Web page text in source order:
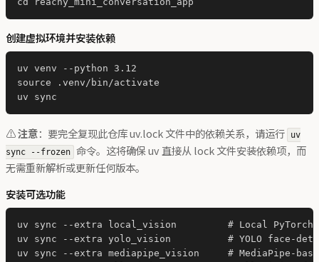
创建虚拟环境并安装依赖
uv venv --python 3.12
source .venv/bin/activate
⚠️注意：要完全复现此仓库 uv.lock 文件中的依赖关系，请运行
uv
sync --frozen 命令。这将确保 uv 直接从 lock 文件安装依赖项，而
无需重新解析或更新任何版本。
安装可选功能
uv sync --extra local_vision         # Local PyTorch/
uv sync --extra yolo_vision          # YOLO face-
uv sync --extra mediapipe_vision     # MediaPipe-